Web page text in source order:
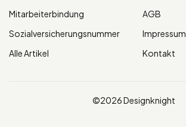
Mitarbeiterbindung
Sozialversicherungsnummer
Alle Artikel
AGB
Impressum
Kontakt
©2026 Designknight